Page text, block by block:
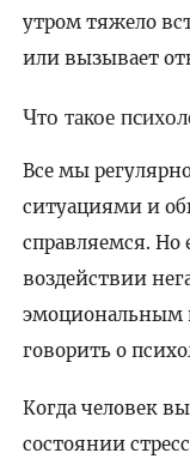
утром тяжело
или вызывает
Что такое
Все мы
ситуациями и
справляемся. Но
воздействии
эмоциональным
говорить о
Когда человек
состоянии